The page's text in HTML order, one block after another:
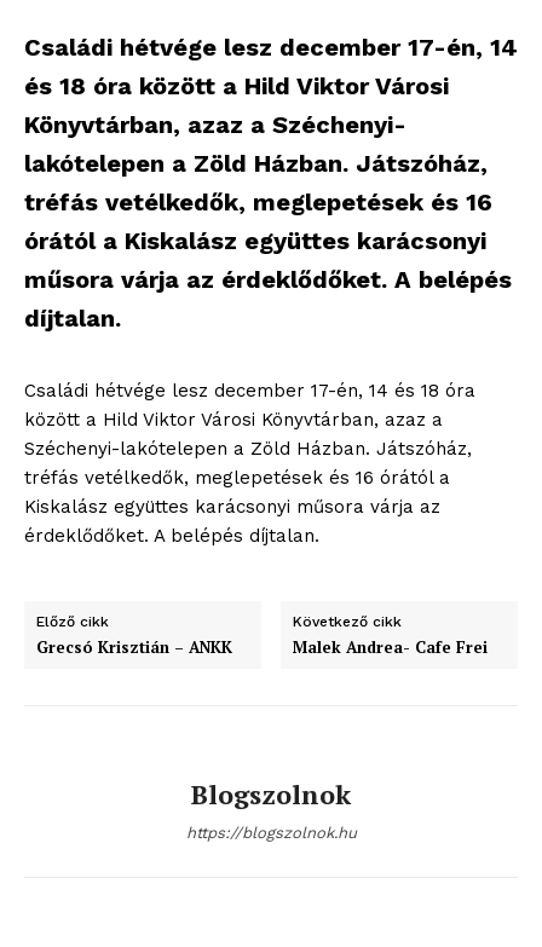
Családi hétvége lesz december 17-én, 14
és 18 óra között a Hild Viktor Városi
Könyvtárban, azaz a Széchenyi-
lakótelepen a Zöld Házban. Játszóház,
tréfás vetélkedők, meglepetések és 16
órától a Kiskalász együttes karácsonyi
műsora várja az érdeklődőket. A belépés
díjtalan.
Családi hétvége lesz december 17-én, 14 és 18 óra
között a Hild Viktor Városi Könyvtárban, azaz a
Széchenyi-lakótelepen a Zöld Házban. Játszóház,
tréfás vetélkedők, meglepetések és 16 órától a
Kiskalász együttes karácsonyi műsora várja az
érdeklődőket. A belépés díjtalan.
Előző cikk
Grecsó Krisztián – ANKK
Következő cikk
Malek Andrea- Cafe Frei
Blogszolnok
https://blogszolnok.hu